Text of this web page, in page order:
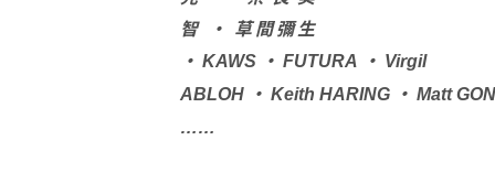
智
· 草間彌生
· KAWS · FUTURA · Virgil
ABLOH
· Keith HARING · Matt
……